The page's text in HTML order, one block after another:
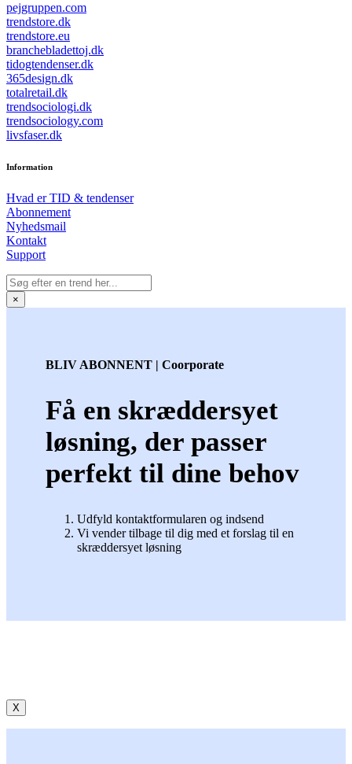
pejgruppen.com
trendstore.dk
trendstore.eu
branchebladettoj.dk
tidogtendenser.dk
365design.dk
totalretail.dk
trendsociologi.dk
trendsociology.com
livsfaser.dk
Information
Hvad er TID & tendenser
Abonnement
Nyhedsmail
Kontakt
Support
×
BLIV ABONNENT | Coorporate
Få en skræddersyet
løsning, der passer
perfekt til dine behov
Udfyld kontaktformularen og indsend
Vi vender tilbage til dig med et forslag til en
skræddersyet løsning
X